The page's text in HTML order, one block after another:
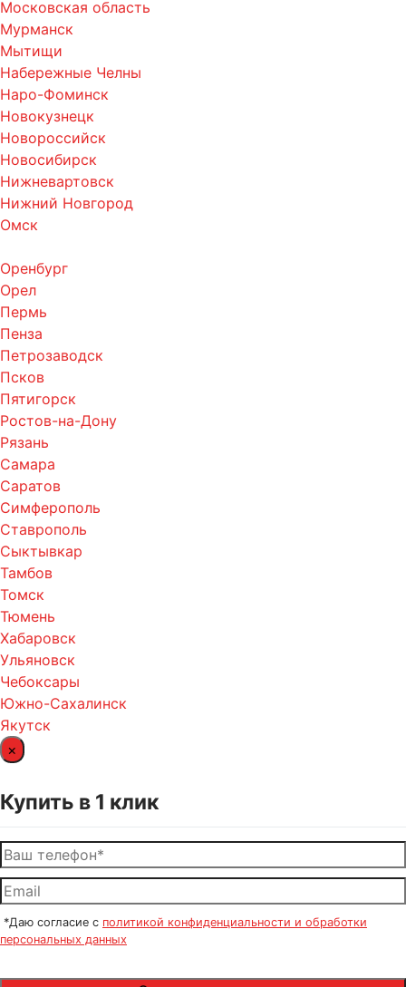
Московская область
Мурманск
Мытищи
Набережные Челны
Наро-Фоминск
Новокузнецк
Новороссийск
Новосибирск
Нижневартовск
Нижний Новгород
Омск
Оренбург
Орел
Пермь
Пенза
Петрозаводск
Псков
Пятигорск
Ростов-на-Дону
Рязань
Самара
Саратов
Симферополь
Ставрополь
Сыктывкар
Тамбов
Томск
Тюмень
Хабаровск
Ульяновск
Чебоксары
Южно-Сахалинск
Якутск
×
Купить в 1 клик
*Даю согласие с политикой конфиденциальности и обработки
персональных данных